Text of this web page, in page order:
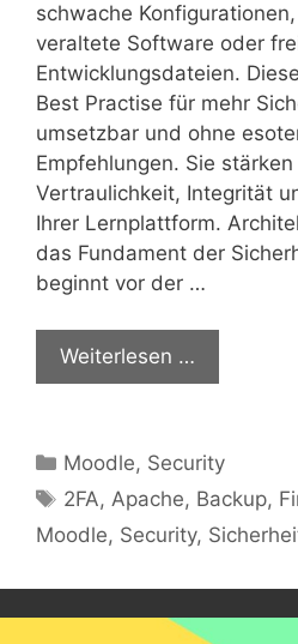
schwache
veraltete Software oder
Entwicklungsdateien.
Best Practise für mehr
umsetzbar und ohne
Empfehlungen. Sie
Vertraulichkeit, Integrität
Ihrer Lernplattform.
das Fundament der
beginnt vor der …
Weiterlesen …
Kategorien
Moodle, Security
Schlagwörter
2FA, Apache, Backup,
Moodle, Security,